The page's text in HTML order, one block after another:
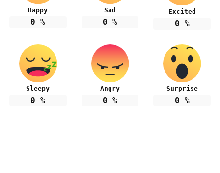
Happy
0 %
Sad
0 %
Excited
0 %
Sleepy
0 %
Angry
0 %
Surprise
0 %